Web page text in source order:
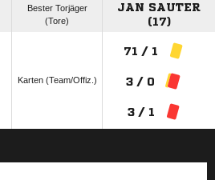
Bester Torjäger
(Tore)
JAN SAUTER
(17)
Karten (Team/Offiz.)
71 / 1
3 / 0
3 / 1
ANZEIGE